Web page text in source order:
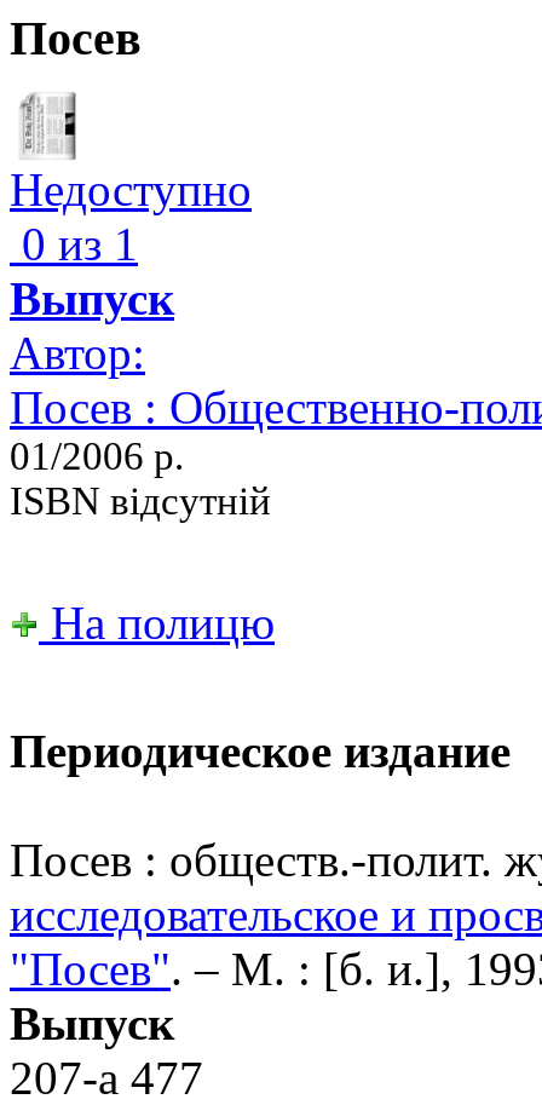
Посев
Недоступно
0 из 1
Выпуск
Автор:
Посев : Общественно-
01/2006 р.
ISBN відсутній
На полицю
Периодическое издание
Посев : обществ.-полит.
исследовательское и
"Посев". – М. : [б. и.],
Выпуск
207-a 477